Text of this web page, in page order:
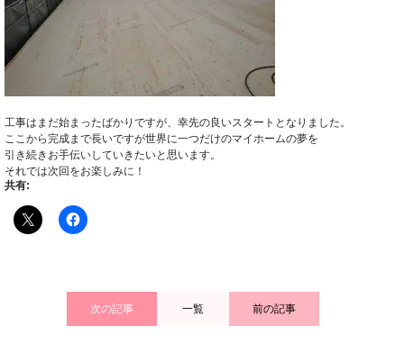
工事はまだ始まったばかりですが、幸先の良いスタートとなりました。
ここから完成まで長いですが世界に一つだけのマイホームの夢を
引き続きお手伝いしていきたいと思います。
それでは次回をお楽しみに！
共有:
次の記事 一覧 前の記事